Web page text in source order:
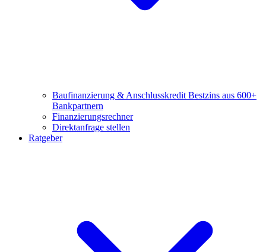
Baufinanzierung & Anschlusskredit Bestzins aus 600+
Bankpartnern
Finanzierungsrechner
Direktanfrage stellen
Ratgeber